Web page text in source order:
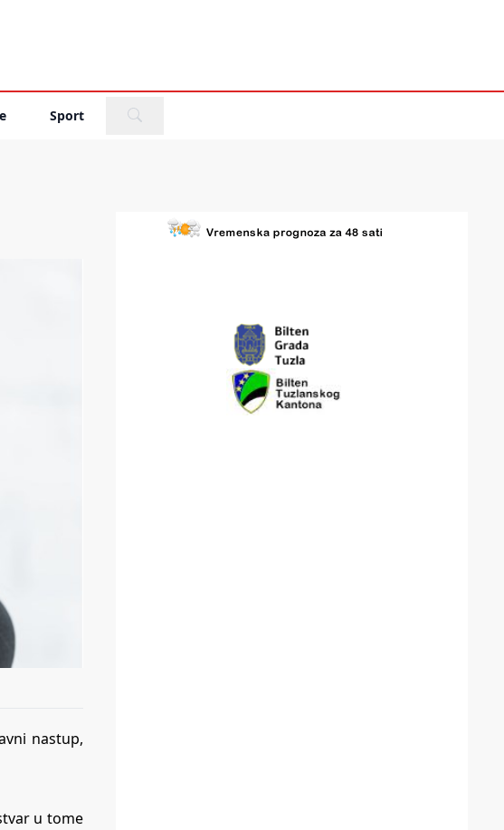
Sport
nastup,
u tome